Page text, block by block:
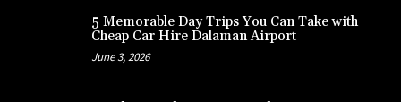
5 Memorable Day Trips You Can Take with
Cheap Car Hire Dalaman Airport
June 3, 2026